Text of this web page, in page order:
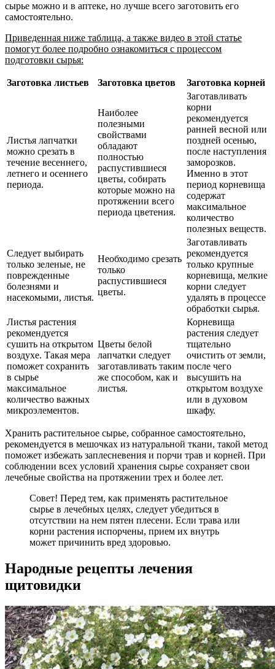
сырье можно и в аптеке, но лучше всего заготовить его
самостоятельно.
Приведенная ниже таблица, а также видео в этой статье
помогут более подробно ознакомиться с процессом
подготовки сырья:
Заготовка листьев Заготовка цветов Заготовка корней
Листья лапчатки
можно срезать в
течение весеннего,
летнего и осеннего
периода.
Наиболее
полезными
свойствами
обладают
полностью
распустившиеся
цветы, собирать
которые можно на
протяжении всего
периода цветения.
Заготавливать
корни
рекомендуется
ранней весной или
поздней осенью,
после наступления
заморозков.
Именно в этот
период корневища
содержат
максимальное
количество
полезных веществ.
Следует выбирать
только зеленые, не
поврежденные
болезнями и
насекомыми, листья.
Необходимо срезать
только
распустившиеся
цветы.
Заготавливать
рекомендуется
только крупные
корневища, мелкие
корни следует
удалять в процессе
обработки сырья.
Листья растения
рекомендуется
сушить на открытом
воздухе. Такая мера
поможет сохранить
в сырье
максимальное
количество важных
микроэлементов.
Цветы белой
лапчатки следует
заготавливать таким
же способом, как и
листья.
Корневища
растения следует
тщательно
очистить от земли,
после чего
высушить на
открытом воздухе
или в духовом
шкафу.
Хранить растительное сырье, собранное самостоятельно,
рекомендуется в мешочках из натуральной ткани, такой метод
поможет избежать заплесневения и порчи трав и корней. При
соблюдении всех условий хранения сырье сохраняет свои
лечебные свойства на протяжении трех и более лет.
Совет! Перед тем, как применять растительное
сырье в лечебных целях, следует убедиться в
отсутствии на нем пятен плесени. Если трава или
корни растения испорчены, прием их внутрь
может причинить вред здоровью.
Народные рецепты лечения
щитовидки